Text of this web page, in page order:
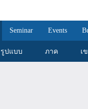
Seminar Events
รูปแบบ ภาค เ